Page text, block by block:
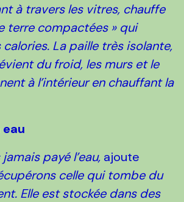
à travers les vitres, chauffe
terre compactées » qui
La paille très isolante,
du froid, les murs et le
à l’intérieur en chauffant la
payé l’eau, ajoute
celle qui tombe du
Elle est stockée dans des